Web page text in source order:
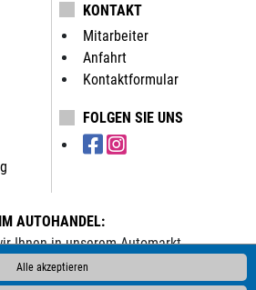
Alle akzeptieren
KONTAKT
Mitarbeiter
Anfahrt
Kontaktformular
FOLGEN SIE UNS
AUTOHANDEL:
Ihnen in unserem Automarkt
und Neuwagen folgender